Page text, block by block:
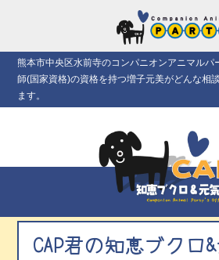
熊本市中央区水前寺のコンパニオンアニマルパ
師(国家資格)の資格を持つ増子元美がどんな相
ます。
CAP君の知恵ブクロ